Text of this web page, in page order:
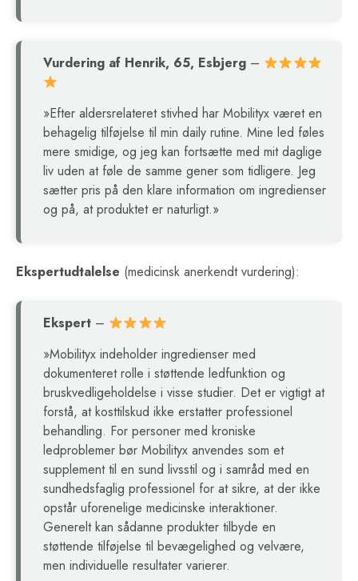
Vurdering af Henrik, 65, Esbjerg –
»Efter aldersrelateret stivhed har Mobilityx været en
behagelig tilføjelse til min daily rutine. Mine led føles
mere smidige, og jeg kan fortsætte med mit daglige
liv uden at føle de samme gener som tidligere. Jeg
sætter pris på den klare information om ingredienser
og på, at produktet er naturligt.»
Ekspertudtalelse (medicinsk anerkendt vurdering):
Ekspert –
»Mobilityx indeholder ingredienser med
dokumenteret rolle i støttende ledfunktion og
bruskvedligeholdelse i visse studier. Det er vigtigt at
forstå, at kosttilskud ikke erstatter professionel
behandling. For personer med kroniske
ledproblemer bør Mobilityx anvendes som et
supplement til en sund livsstil og i samråd med en
sundhedsfaglig professionel for at sikre, at der ikke
opstår uforenelige medicinske interaktioner.
Generelt kan sådanne produkter tilbyde en
støttende tilføjelse til bevægelighed og velvære,
men individuelle resultater varierer.